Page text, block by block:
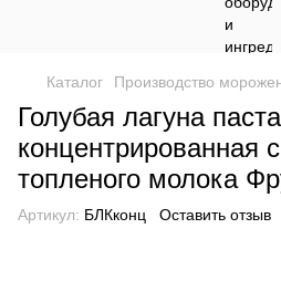
Каталог Производство
Голубая лагуна паста
концентрированная
топленого молока
Артикул: БЛКконц Оставить отзыв